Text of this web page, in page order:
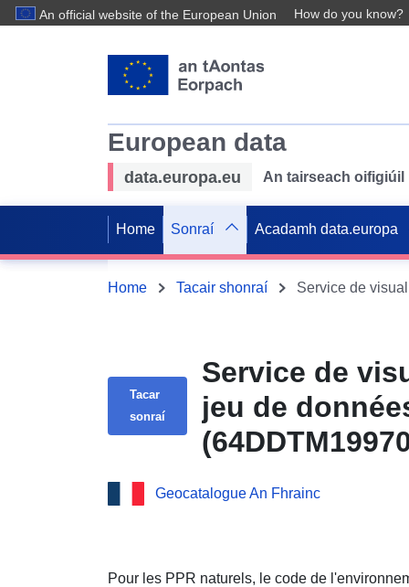
An official website of the European Union How do you know?
European data
data.europa.eu An tairseach
Home Sonraí Acadamh data.europa
Home Tacair shonraí
Tacar
sonraí
Service de
jeu de
Jurançon
Geocatalogue An Fhrainc
Pour les PPR naturels, le code de